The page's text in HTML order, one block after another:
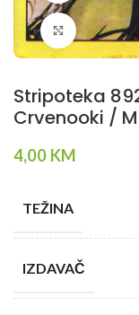
Klikni da
Stripoteka
Crvenooki /
4,00 KM
TEŽINA
IZDAVAČ